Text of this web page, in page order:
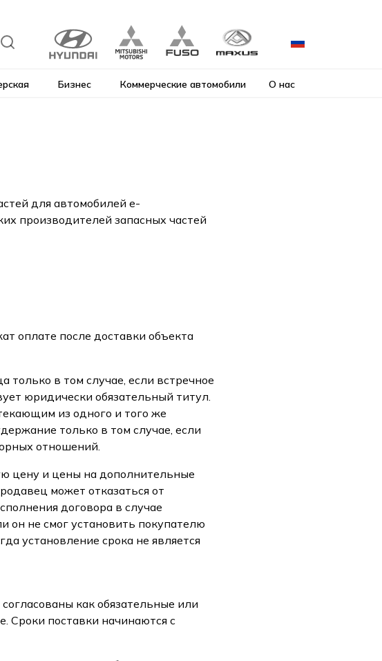
Бизнес Коммерческие автомобили О нас
для автомобилей e-
производителей запасных частей
оплате после доставки объекта
только в том случае, если встречное
юридически обязательный титул.
из одного и того же
только в том случае, если
отношений.
цену и цены на дополнительные
может отказаться от
договора в случае
он не смог установить покупателю
установление срока не является
как обязательные или
Сроки поставки начинаются с